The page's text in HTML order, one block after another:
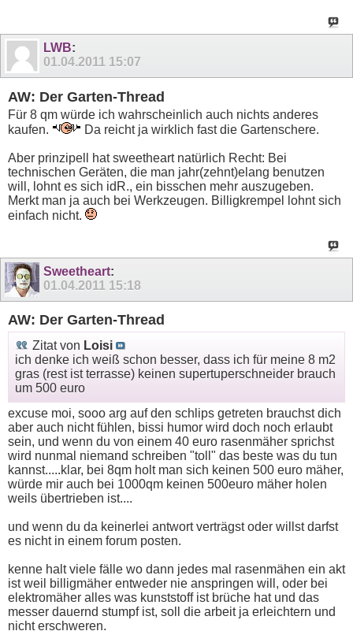
LWB:
01.04.2011 15:07
AW: Der Garten-Thread
Für 8 qm würde ich wahrscheinlich auch nichts anderes
kaufen.
Da reicht ja wirklich fast die Gartenschere.
Aber prinzipell hat sweetheart natürlich Recht: Bei
technischen Geräten, die man jahr(zehnt)elang benutzen
will, lohnt es sich idR., ein bisschen mehr auszugeben.
Merkt man ja auch bei Werkzeugen. Billigkrempel lohnt sich
einfach nicht.
Sweetheart:
01.04.2011 15:18
AW: Der Garten-Thread
Zitat von Loisi
ich denke ich weiß schon besser, dass ich für meine 8 m2
gras (rest ist terrasse) keinen supertuperschneider brauch
um 500 euro
excuse moi, sooo arg auf den schlips getreten brauchst dich
aber auch nicht fühlen, bissi humor wird doch noch erlaubt
sein, und wenn du von einem 40 euro rasenmäher sprichst
wird nunmal niemand schreiben "toll" das beste was du tun
kannst.....klar, bei 8qm holt man sich keinen 500 euro mäher,
würde mir auch bei 1000qm keinen 500euro mäher holen
weils übertrieben ist....
und wenn du da keinerlei antwort verträgst oder willst darfst
es nicht in einem forum posten.
kenne halt viele fälle wo dann jedes mal rasenmähen ein akt
ist weil billigmäher entweder nie anspringen will, oder bei
elektromäher alles was kunststoff ist brüche hat und das
messer dauernd stumpf ist, soll die arbeit ja erleichtern und
nicht erschweren.